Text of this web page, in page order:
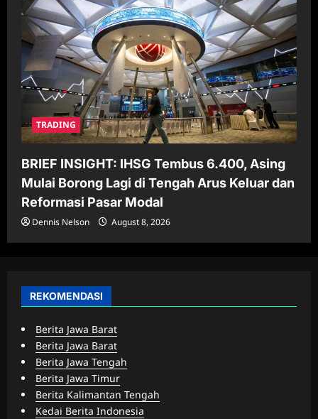
TRADING
BRIEF INSIGHT: IHSG Tembus 6.400, Asing
Mulai Borong Lagi di Tengah Arus Keluar dan
Reformasi Pasar Modal
Dennis Nelson August 8, 2026
REKOMENDASI
Berita Jawa Barat
Berita Jawa Barat
Berita Jawa Tengah
Berita Jawa Timur
Berita Kalimantan Tengah
Kedai Berita Indonesia